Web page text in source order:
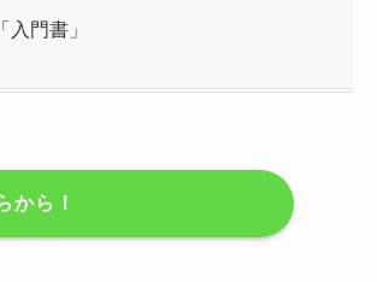
門書」
から！